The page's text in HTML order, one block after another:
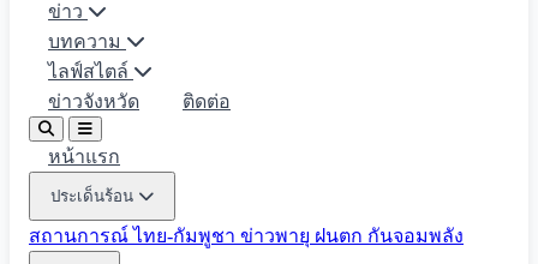
ข่าว
บทความ
ไลฟ์สไตล์
ข่าวจังหวัด
ติดต่อ
หน้าแรก
ประเด็นร้อน
สถานการณ์ ไทย-กัมพูชา ข่าวพายุ ฝนตก กันจอมพลัง